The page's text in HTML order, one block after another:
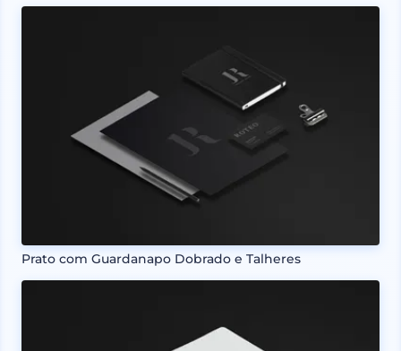
Prato com Guardanapo Dobrado e Talheres